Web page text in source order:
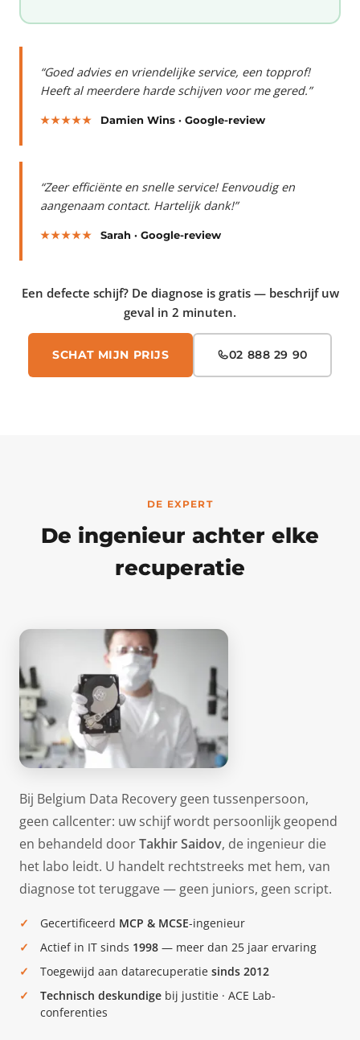
“Goed advies en vriendelijke service, een topprof!
Heeft al meerdere harde schijven voor me gered.”
★★★★★ Damien Wins · Google-review
“Zeer efficiënte en snelle service! Eenvoudig en
aangenaam contact. Hartelijk dank!”
★★★★★ Sarah · Google-review
Een defecte schijf? De diagnose is gratis — beschrijf uw
geval in 2 minuten.
SCHAT MIJN PRIJS 02 888 29 90
DE EXPERT
De ingenieur achter elke
recuperatie
Bij Belgium Data Recovery geen tussenpersoon,
geen callcenter: uw schijf wordt persoonlijk geopend
en behandeld doorTakhir Saidov, de ingenieur die
het labo leidt. U handelt rechtstreeks met hem, van
diagnose tot teruggave — geen juniors, geen script.
Gecertificeerd MCP & MCSE-ingenieur
Actief in IT sinds 1998 — meer dan 25 jaar ervaring
Toegewijd aan datarecuperatie sinds 2012
Technisch deskundige bij justitie · ACE Lab-
conferenties